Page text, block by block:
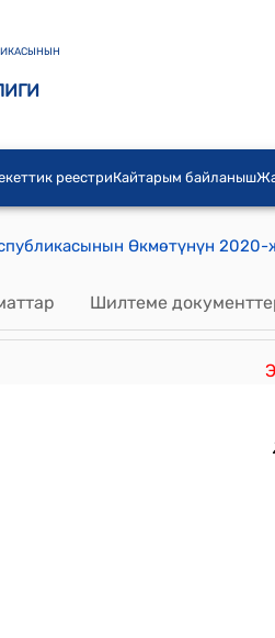
реестриКайтарым байланыш
Шилтеме